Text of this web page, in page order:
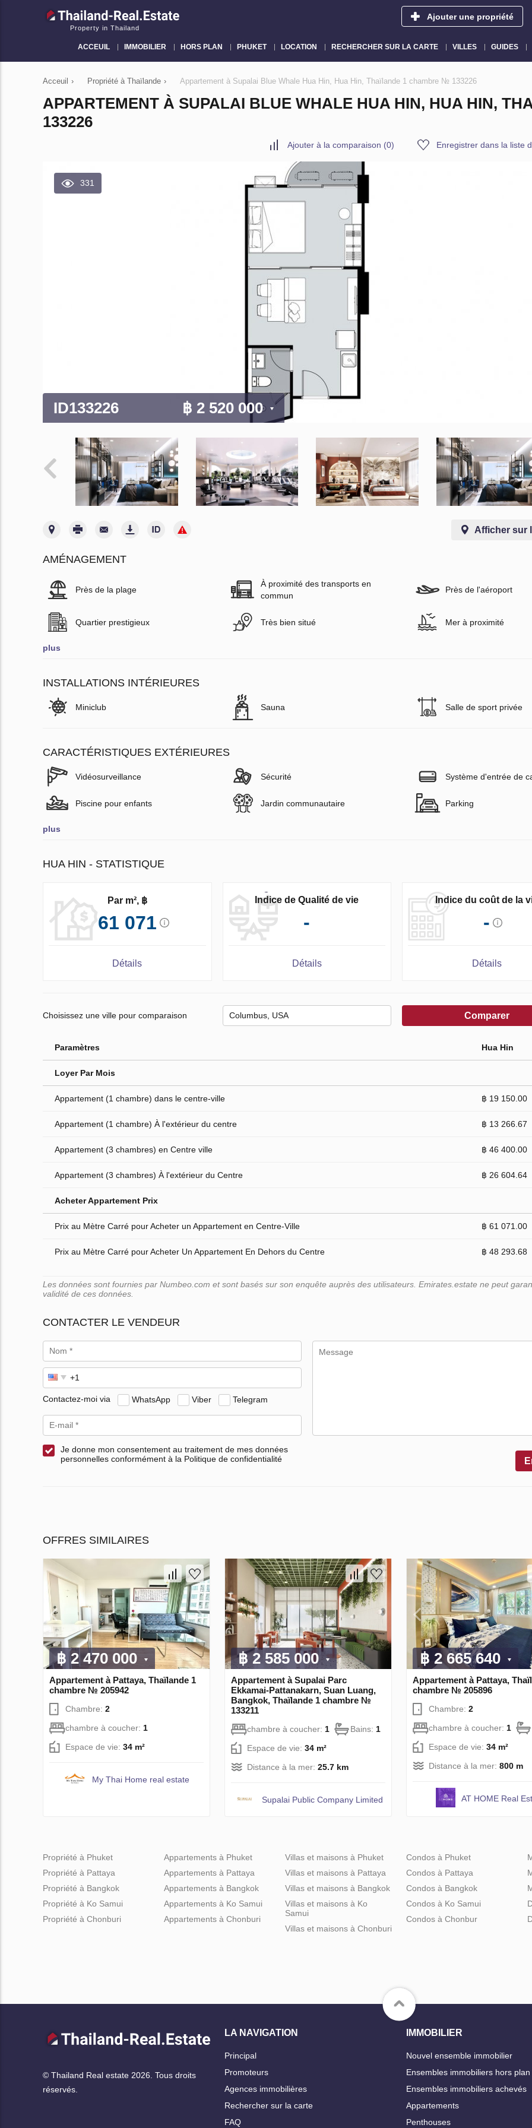
Property in Thailand
Ajouter une propriété
ACCEUIL IMMOBILIER HORS PLAN PHUKET LOCATION RECHERCHER SUR LA CARTE VILLES GUIDES
Acceuil › Propriété à Thaïlande › Appartement à Supalai Blue Whale Hua Hin, Hua Hin, Thaïlande 1 chambre № 133226
APPARTEMENT À SUPALAI BLUE WHALE HUA HIN, HUA HIN,
133226
Ajouter à la comparaison (0) Enregistrer dans la liste
331
ID133226 ฿ 2 520 000
Afficher sur
AMÉNAGEMENT
Près de la plage
À proximité des transports en
commun
Près de l'aéroport
Quartier prestigieux Très bien situé Mer à proximité
plus
INSTALLATIONS INTÉRIEURES
Miniclub Sauna Salle de sport privée
CARACTÉRISTIQUES EXTÉRIEURES
Vidéosurveillance Sécurité Système d'entrée de
Piscine pour enfants Jardin communautaire Parking
plus
HUA HIN - STATISTIQUE
Par m², ฿
61 071
Détails
Indice de Qualité de vie
-
Détails
Indice du coût de la
-
Détails
Choisissez une ville pour comparaison Comparer
Paramètres Hua Hin
Loyer Par Mois
Appartement (1 chambre) dans le centre-ville ฿ 19 150.00
Appartement (1 chambre) À l'extérieur du centre ฿ 13 266.67
Appartement (3 chambres) en Centre ville ฿ 46 400.00
Appartement (3 chambres) À l'extérieur du Centre ฿ 26 604.64
Acheter Appartement Prix
Prix au Mètre Carré pour Acheter un Appartement en Centre-Ville ฿ 61 071.00
Prix au Mètre Carré pour Acheter Un Appartement En Dehors du Centre ฿ 48 293.68
Les données sont fournies par Numbeo.com et sont basés sur son enquête auprès des utilisateurs. Emirates.estate ne peut
validité de ces données.
CONTACTER LE VENDEUR
Contactez-moi via WhatsApp Viber Telegram
Je donne mon consentement au traitement de mes données
personnelles conformément à la Politique de confidentialité
OFFRES SIMILAIRES
฿ 2 470 000
Appartement à Pattaya, Thaïlande 1
chambre № 205942
Chambre: 2
chambre à coucher: 1
Espace de vie: 34 m²
My Thai Home real estate
฿ 2 585 000
Appartement à Supalai Parc
Ekkamai-Pattanakarn, Suan Luang,
Bangkok, Thaïlande 1 chambre №
133211
chambre à coucher: 1 Bains: 1
Espace de vie: 34 m²
Distance à la mer: 25.7 km
Supalai Public Company Limited
฿ 2 665 640
Appartement à Pattaya,
chambre № 205896
Chambre: 2
chambre à coucher: 1
Espace de vie: 34 m²
Distance à la mer: 800 m
AT HOME Real
Propriété à Phuket
Propriété à Pattaya
Propriété à Bangkok
Propriété à Ko Samui
Propriété à Chonburi
Appartements à Phuket
Appartements à Pattaya
Appartements à Bangkok
Appartements à Ko Samui
Appartements à Chonburi
Villas et maisons à Phuket
Villas et maisons à Pattaya
Villas et maisons à Bangkok
Villas et maisons à Ko
Samui
Villas et maisons à Chonburi
Condos à Phuket
Condos à Pattaya
Condos à Bangkok
Condos à Ko Samui
Condos à Chonbur
© Thailand Real estate 2026. Tous droits
réservés.
LA NAVIGATION
Principal
Promoteurs
Agences immobilières
Rechercher sur la carte
FAQ
IMMOBILIER
Nouvel ensemble immobilier
Ensembles immobiliers hors plan
Ensembles immobiliers achevés
Appartements
Penthouses